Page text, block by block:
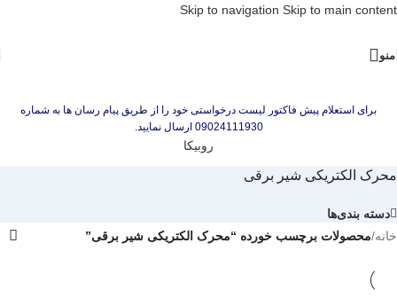
Skip to navigation Skip to main content
منو
برای استعلام پیش فاکتور لیست درخواستی خود را از طریق پیام رسان ها به شماره
09024111930 ارسال نمایید.
روبیکا
محرک الکتریکی شیر برقی
دسته بندی‌ها
خانه/محصولات برچسب خورده “محرک الکتریکی شیر برقی”